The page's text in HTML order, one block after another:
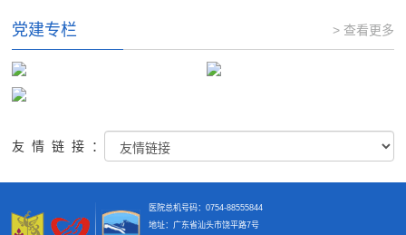
党建专栏 > 查看更多
友情链接：
医院总机号码：0754-88555844
地址：广东省汕头市饶平路7号